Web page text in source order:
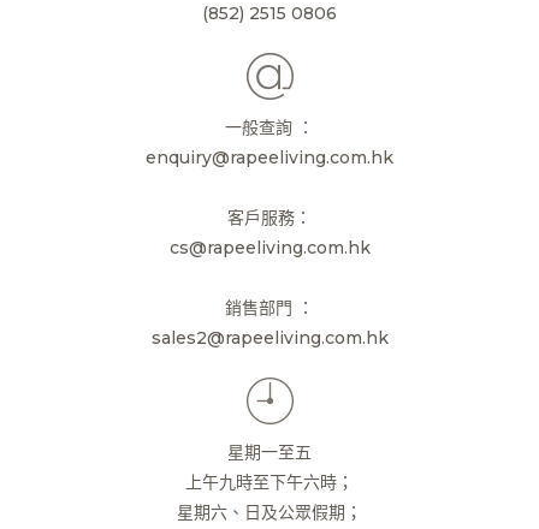
(852) 2515 0806
一般查詢 ：
enquiry@rapeeliving.com.hk
客戶服務：
cs@rapeeliving.com.hk
銷售部門 ：
sales2@rapeeliving.com.hk
星期一至五
上午九時至下午六時；
星期六、日及公眾假期；